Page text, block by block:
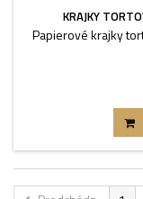
KRAJKY
Papierové krajky